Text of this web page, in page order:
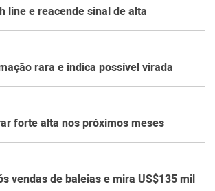
line e reacende sinal de alta
rara e indica possível virada
forte alta nos próximos meses
vendas de baleias e mira US$135 mil